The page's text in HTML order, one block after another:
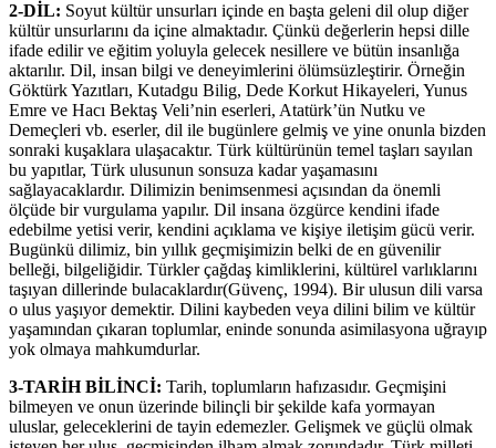
2-DİL: Soyut kültür unsurları içinde en başta geleni dil olup diğer
kültür unsurlarını da içine almaktadır. Çünkü değerlerin hepsi dille
ifade edilir ve eğitim yoluyla gelecek nesillere ve bütün insanlığa
aktarılır. Dil, insan bilgi ve deneyimlerini ölümsüzleştirir. Örneğin
Göktürk Yazıtları, Kutadgu Bilig, Dede Korkut Hikayeleri, Yunus
Emre ve Hacı Bektaş Veli’nin eserleri, Atatürk’ün Nutku ve
Demeçleri vb. eserler, dil ile bugünlere gelmiş ve yine onunla bizden
sonraki kuşaklara ulaşacaktır. Türk kültürünün temel taşları sayılan
bu yapıtlar, Türk ulusunun sonsuza kadar yaşamasını
sağlayacaklardır. Dilimizin benimsenmesi açısından da önemli
ölçüde bir vurgulama yapılır. Dil insana özgürce kendini ifade
edebilme yetisi verir, kendini açıklama ve kişiye iletişim gücü verir.
Bugünkü dilimiz, bin yıllık geçmişimizin belki de en güvenilir
belleği, bilgeliğidir. Türkler çağdaş kimliklerini, kültürel varlıklarını
taşıyan dillerinde bulacaklardır(Güvenç, 1994). Bir ulusun dili varsa
o ulus yaşıyor demektir. Dilini kaybeden veya dilini bilim ve kültür
yaşamından çıkaran toplumlar, eninde sonunda asimilasyona uğrayıp
yok olmaya mahkumdurlar.
3-TARİH BİLİNCİ: Tarih, toplumların hafızasıdır. Geçmişini
bilmeyen ve onun üzerinde bilinçli bir şekilde kafa yormayan
uluslar, geleceklerini de tayin edemezler. Gelişmek ve güçlü olmak